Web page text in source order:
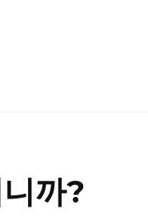
까?